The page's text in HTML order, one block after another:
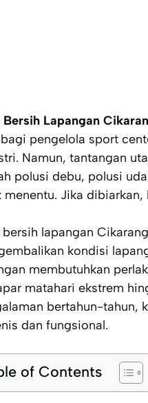
Bersih Lapangan
pengelola sport
Namun, tantangan
polusi debu, polusi
menentu. Jika
bersih lapangan
kondisi
membutuhkan
matahari ekstrem
bertahun-tahun,
dan fungsional.
of Contents